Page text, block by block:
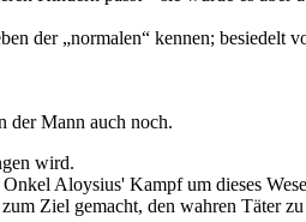
der „normalen“ kennen; besiedelt
der Mann auch noch.
wird.
Aloysius' Kampf um dieses
Ziel gemacht, den wahren Täter